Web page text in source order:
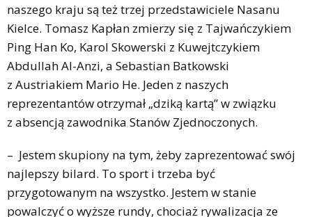
naszego kraju są też trzej przedstawiciele Nasanu
Kielce. Tomasz Kapłan zmierzy się z Tajwańczykiem
Ping Han Ko, Karol Skowerski z Kuwejtczykiem
Abdullah Al-Anzi, a Sebastian Batkowski
z Austriakiem Mario He. Jeden z naszych
reprezentantów otrzymał „dziką kartą” w związku
z absencją zawodnika Stanów Zjednoczonych.
– Jestem skupiony na tym, żeby zaprezentować swój
najlepszy bilard. To sport i trzeba być
przygotowanym na wszystko. Jestem w stanie
powalczyć o wyższe rundy, chociaż rywalizacja ze